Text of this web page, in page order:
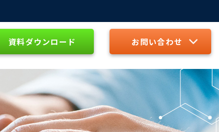
資料ダウンロード お問い合わせ